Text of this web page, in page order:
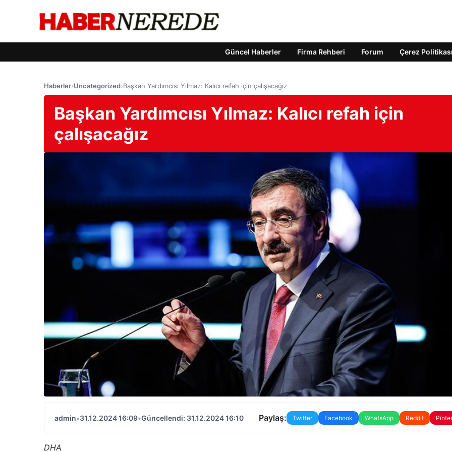
Güncel Haberler Firma Rehberi Forum Çerez Politikası
Haberler›Uncategorized›Başkan Yardımcısı Yılmaz: Kalıcı refah için çalışacağız
Başkan Yardımcısı Yılmaz: Kalıcı refah için
çalışacağız
admin•31.12.2024 16:09•Güncellendi: 31.12.2024 16:10 Paylaş: Twitter Facebook WhatsApp Reddit
DHA